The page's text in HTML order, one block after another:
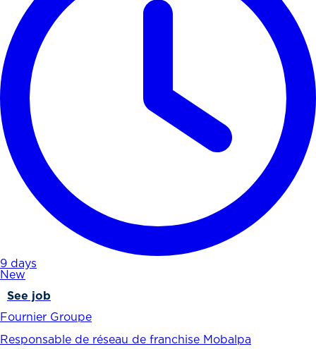
9 days
New
See job
Fournier Groupe
Responsable de réseau de franchise Mobalpa